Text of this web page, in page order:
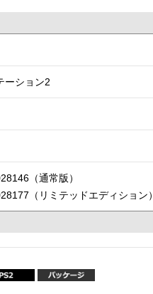
ーション2
（通常版）
（リミテッドエディション）